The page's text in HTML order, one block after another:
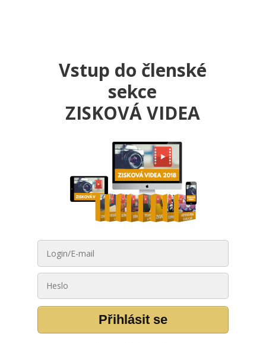
Vstup do členské
sekce
ZISKOVÁ VIDEA
Přihlásit se